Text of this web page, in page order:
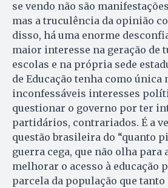
se vendo não são
mas a truculência da opinião
disso, há uma enorme
maior interesse na geração de
escolas e na própria sede
de Educação tenha como única
inconfessáveis interesses
questionar o governo por ter
partidários, contrariados. É a
questão brasileira do “quanto
guerra cega, que não olha para
melhorar o acesso à educação
parcela da população que tanto